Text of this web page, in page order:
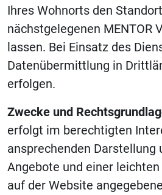
Ihres Wohnorts den
nächstgelegenen MENTOR
lassen. Bei Einsatz des
Datenübermittlung in
erfolgen.
Zwecke und
erfolgt im berechtigten
ansprechenden Darstellung
Angebote und einer
auf der Website